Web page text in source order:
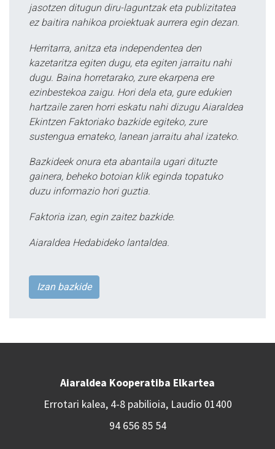
jasotzen ditugun diru-laguntzak eta publizitatea
ez baitira nahikoa proiektuak aurrera egin dezan.
Herritarra, anitza eta independentea den
kazetaritza egiten dugu, eta egiten jarraitu nahi
dugu. Baina horretarako, zure ekarpena ere
ezinbestekoa zaigu. Hori dela eta, gure edukien
hartzaile zaren horri eskatu nahi dizugu Aiaraldea
Ekintzen Faktoriako bazkide egiteko, zure
sustengua emateko, lanean jarraitu ahal izateko.
Bazkideek onura eta abantaila ugari dituzte
gainera, beheko botoian klik eginda topatuko
duzu informazio hori guztia.
Faktoria izan, egin zaitez bazkide.
Aiaraldea Hedabideko lantaldea.
Izan bazkide
Aiaraldea Kooperatiba Elkartea
Errotari kalea, 4-8 pabilioia, Laudio 01400
94 656 85 54